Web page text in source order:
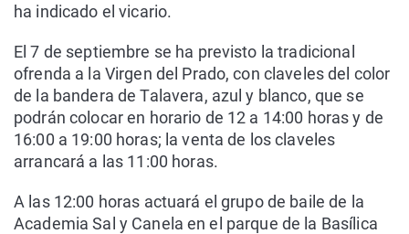
ha indicado el vicario.
El 7 de septiembre se ha previsto la tradicional
ofrenda a la Virgen del Prado, con claveles del color
de la bandera de Talavera, azul y blanco, que se
podrán colocar en horario de 12 a 14:00 horas y de
16:00 a 19:00 horas; la venta de los claveles
arrancará a las 11:00 horas.
A las 12:00 horas actuará el grupo de baile de la
Academia Sal y Canela en el parque de la Basílica